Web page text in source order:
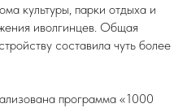
культуры, парки отдыха и
иволгинцев. Общая
составила чуть более
программа «1000